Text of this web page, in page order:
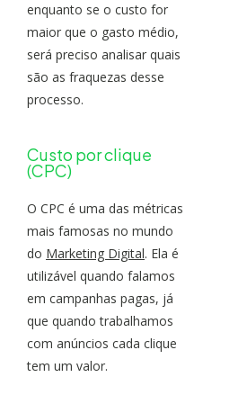
enquanto se o custo for
maior que o gasto médio,
será preciso analisar quais
são as fraquezas desse
processo.
Custo por clique
(CPC)
O CPC é uma das métricas
mais famosas no mundo
do Marketing Digital. Ela é
utilizável quando falamos
em campanhas pagas, já
que quando trabalhamos
com anúncios cada clique
tem um valor.